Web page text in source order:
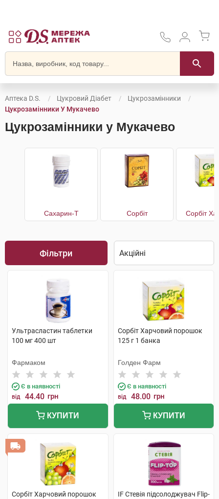
Аптека D.S. Цукровий Діабет
Цукрозамінники
Цукрозамінники У Мукачево
Цукрозамінники у Мукачево
Сахарин-Т Сорбіт Сорбіт
Фільтри
Ультрасластин таблетки
100 мг 400 шт
Фармаком
Є в наявності
від 44.40 грн
КУПИТИ
Сорбіт Харчовий порошок
125 г 1 банка
Голден Фарм
Є в наявності
від 48.00 грн
КУПИТИ
Сорбіт Харчовий порошок
IF Стевія підсолоджувач Flip-